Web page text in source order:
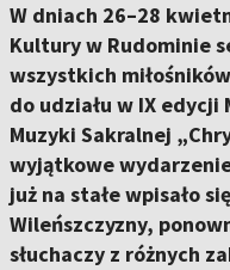
W dniach 26–28
Kultury w Rudominie
wszystkich
do udziału w IX
Muzyki Sakralnej
wyjątkowe
już na stałe wpisało
Wileńszczyzny,
słuchaczy z różnych